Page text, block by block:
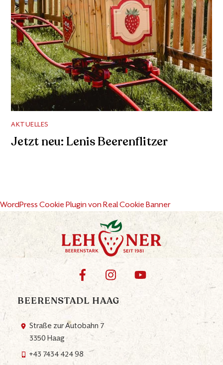
AKTUELLES
Jetzt neu: Lenis Beerenflitzer
WordPress Cookie Plugin von Real Cookie Banner
BEERENSTADL HAAG
Straße zur Autobahn 7
3350 Haag
+43 7434 424 98